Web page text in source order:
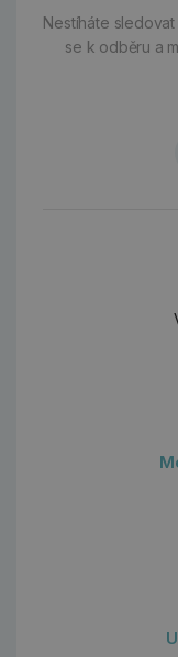
Nestíháte
se k odběru a